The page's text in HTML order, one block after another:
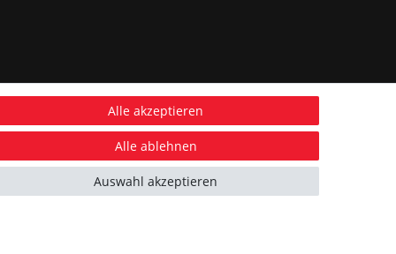
Alle akzeptieren
Alle ablehnen
Auswahl akzeptieren